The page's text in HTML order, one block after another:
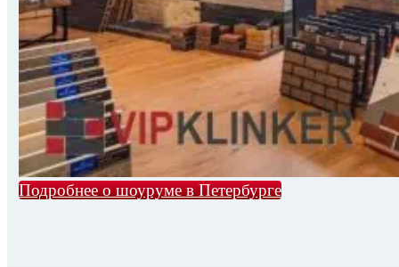
Подробнее о шоуруме в Петербурге